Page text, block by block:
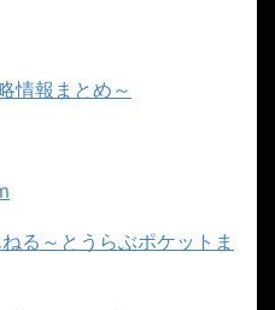
情報まとめ～
る～とうらぶポケットま